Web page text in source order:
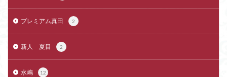
プレミアム真田 2
新人 夏目 2
水嶋 12